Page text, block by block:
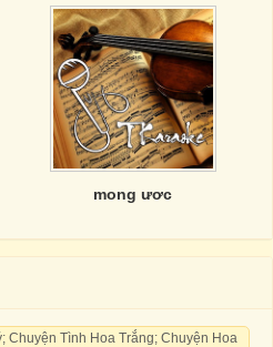
mong ươc
Chuyện Tình Hoa Trắng; Chuyện Hoa